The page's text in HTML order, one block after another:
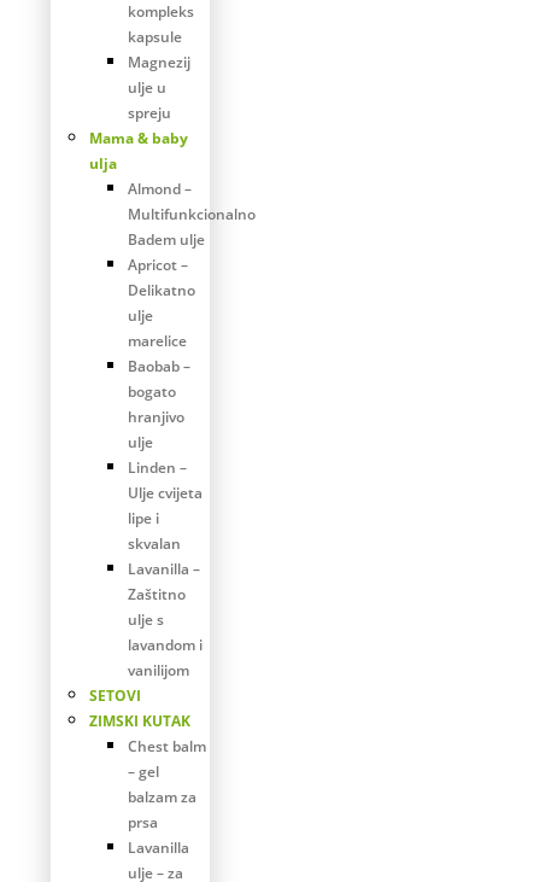
kompleks
kapsule
Magnezij
ulje u
spreju
Mama & baby
ulja
Almond –
Multifunkcionalno
Badem ulje
Apricot –
Delikatno
ulje
marelice
Baobab –
bogato
hranjivo
ulje
Linden –
Ulje cvijeta
lipe i
skvalan
Lavanilla –
Zaštitno
ulje s
lavandom i
vanilijom
SETOVI
ZIMSKI KUTAK
Chest balm
– gel
balzam za
prsa
Lavanilla
ulje – za